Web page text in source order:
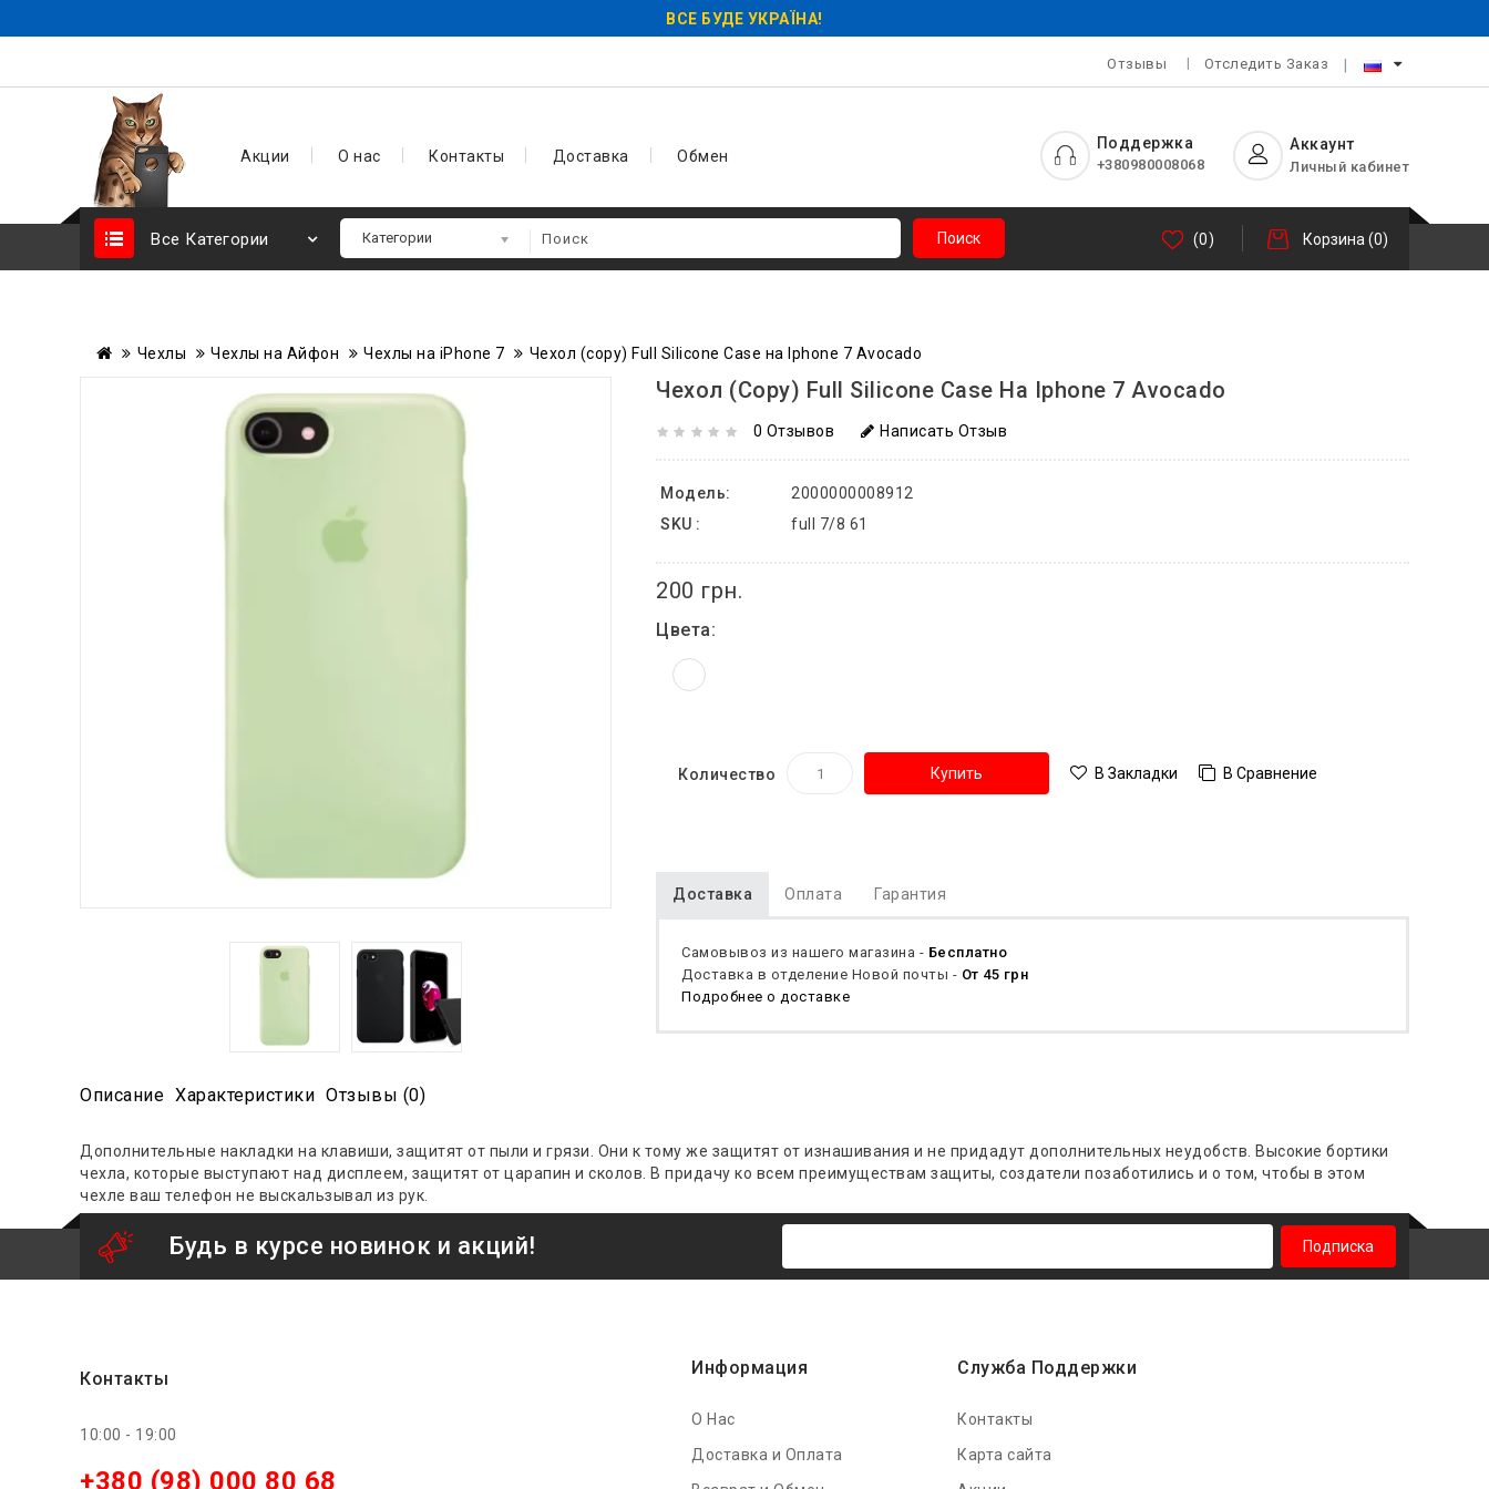
ВСЕ БУДЕ УКРАЇНА!
Отзывы Отследить Заказ
Акции О нас Контакты Доставка Обмен
Аккаунт
Личный кабинет
Поддержка
+380980008068
Все Категории Поиск (0) Корзина(0)
Чехлы Чехлы на Айфон Чехлы на iPhone 7 Чехол (copy) Full Silicone Case на Iphone 7 Avocado
Чехол (copy) Full Silicone Case На Iphone 7 Avocado
0 Отзывов Написать Отзыв
Модель:
2000000008912
SKU :
full 7/8 61
200 грн.
Цвета:
Количество Купить В Закладки В Сравнение
Доставка Оплата Гарантия
Самовывоз из нашего магазина - Бесплатно
Доставка в отделение Новой почты - От 45 грн
Подробнее о доставке
Описание Характеристики Отзывы (0)
Дополнительные накладки на клавиши, защитят от пыли и грязи. Они к тому же защитят от изнашивания и не придадут дополнительных неудобств. Высокие бортики
чехла, которые выступают над дисплеем, защитят от царапин и сколов. В придачу ко всем преимуществам защиты, создатели позаботились и о том, чтобы в этом
чехле ваш телефон не выскальзывал из рук.
Будь в курсе новинок и акций! Подписка
Контакты
10:00 - 19:00
+380 (98) 000 80 68
Информация
О Нас
Доставка и Оплата
Служба Поддержки
Контакты
Карта сайта